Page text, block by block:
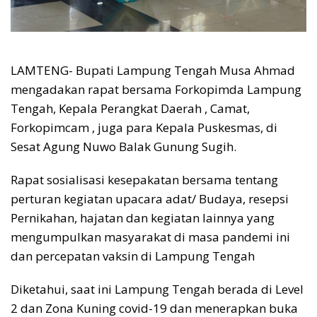
LAMTENG- Bupati Lampung Tengah Musa Ahmad
mengadakan rapat bersama Forkopimda Lampung
Tengah, Kepala Perangkat Daerah , Camat,
Forkopimcam , juga para Kepala Puskesmas, di
Sesat Agung Nuwo Balak Gunung Sugih.
Rapat sosialisasi kesepakatan bersama tentang
perturan kegiatan upacara adat/ Budaya, resepsi
Pernikahan, hajatan dan kegiatan lainnya yang
mengumpulkan masyarakat di masa pandemi ini
dan percepatan vaksin di Lampung Tengah
Diketahui, saat ini Lampung Tengah berada di Level
2 dan Zona Kuning covid-19 dan menerapkan buka